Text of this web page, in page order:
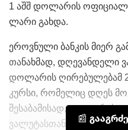
1 აშშ დოლარის
ლარი გახდა.
ეროვნული ბანკის მიერ
თანახმად, დღევანდელი
დოლარის ღირებულებამ
კურსი, რომელიც დღეს
შესაბამისად, დოლარის
ვალუტასთან მიმართებაში
📰